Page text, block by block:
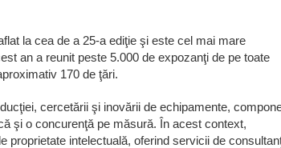
la cea de a 25-a ediţie şi este cel mai mare
an a reunit peste 5.000 de expozanţi de pe toate
170 de ţări.
cercetării şi inovării de echipamente,
şi o concurenţă pe măsură. În acest context,
proprietate intelectuală, oferind servicii de